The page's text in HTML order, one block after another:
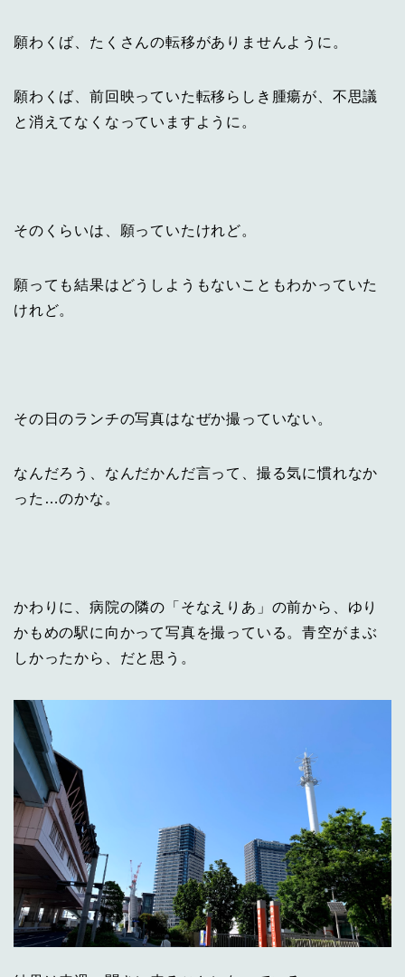
願わくば、たくさんの転移がありませんように。
願わくば、前回映っていた転移らしき腫瘍が、不思議
と消えてなくなっていますように。
そのくらいは、願っていたけれど。
願っても結果はどうしようもないこともわかっていた
けれど。
その日のランチの写真はなぜか撮っていない。
なんだろう、なんだかんだ言って、撮る気に慣れなか
った…のかな。
かわりに、病院の隣の「そなえりあ」の前から、ゆり
かもめの駅に向かって写真を撮っている。青空がまぶ
しかったから、だと思う。